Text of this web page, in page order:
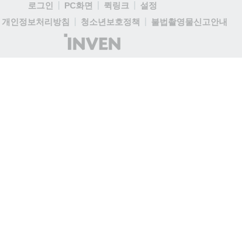
로그인 PC화면 퀵링크
설정
개인정보처리방침 청소년보호정책
불법촬영물신고안내
(주)
인